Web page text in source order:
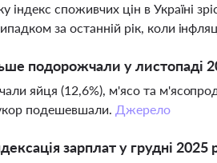
індекс споживчих цін в Україні
за останній рік, коли
подорожчали у листопаді
яйця (12,6%), м'ясо та
подешевшали. Джерело
зарплат у грудні 2025